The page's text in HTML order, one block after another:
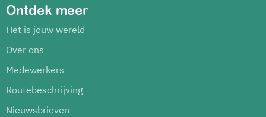
Ontdek meer
Het is jouw wereld
Over ons
Medewerkers
Routebeschrijving
Nieuwsbrieven